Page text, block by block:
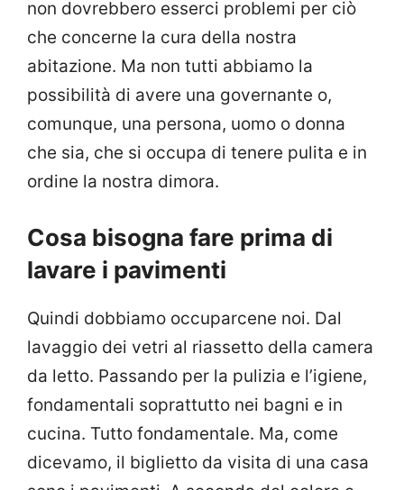
non dovrebbero esserci problemi per ciò
che concerne la cura della nostra
abitazione. Ma non tutti abbiamo la
possibilità di avere una governante o,
comunque, una persona, uomo o donna
che sia, che si occupa di tenere pulita e in
ordine la nostra dimora.
Cosa bisogna fare prima di
lavare i pavimenti
Quindi dobbiamo occuparcene noi. Dal
lavaggio dei vetri al riassetto della camera
da letto. Passando per la pulizia e l’igiene,
fondamentali soprattutto nei bagni e in
cucina. Tutto fondamentale. Ma, come
dicevamo, il biglietto da visita di una casa